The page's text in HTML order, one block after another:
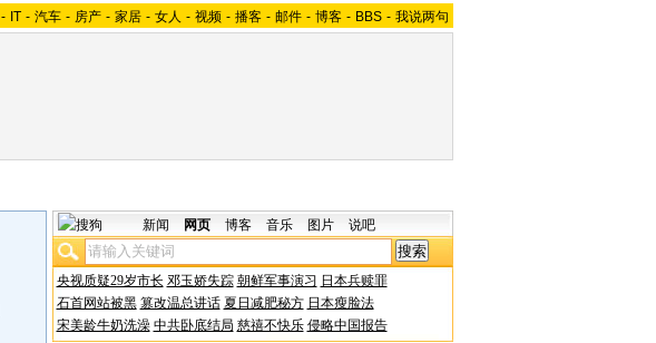
- IT - 汽车 - 房产 - 家居 - 女人 - 视频 - 播客 - 邮件 - 博客 - BBS - 我说两句
新闻 网页 博客 音乐 图片 说吧
央视质疑29岁市长 邓玉娇失踪 朝鲜军事演习 日本兵赎罪
石首网站被黑 篡改温总讲话 夏日减肥秘方 日本瘦脸法
宋美龄牛奶洗澡 中共卧底结局 慈禧不快乐 侵略中国报告